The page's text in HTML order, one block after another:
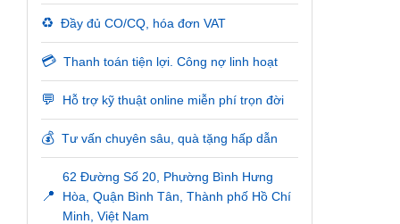
♻️ Đầy đủ CO/CQ, hóa đơn VAT
💳 Thanh toán tiện lợi. Công nợ linh hoạt
💬 Hỗ trợ kỹ thuật online miễn phí trọn đời
💰 Tư vấn chuyên sâu, quà tặng hấp dẫn
📍
62 Đường Số 20, Phường Bình Hưng
Hòa, Quận Bình Tân, Thành phố Hồ Chí
Minh, Việt Nam